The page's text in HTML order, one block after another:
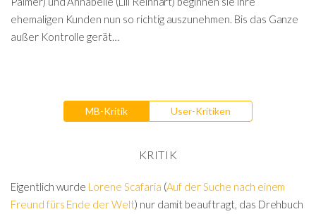
ehemaligen Kunden nun so richtig auszunehmen. Bis das Ganze
außer Kontrolle gerät…
MB-Kritik User-Kritiken
KRITIK
Eigentlich wurde Lorene Scafaria (Auf der Suche nach einem
Freund fürs Ende der Welt) nur damit beauftragt, das Drehbuch